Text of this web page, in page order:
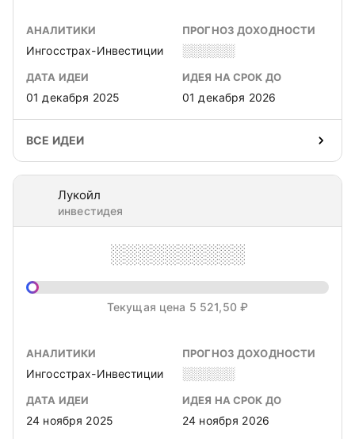
АНАЛИТИКИ
Ингосстрах-Инвестиции
ПРОГНОЗ ДОХОДНОСТИ
░░░░░░
ДАТА ИДЕИ
01 декабря 2025
ИДЕЯ НА СРОК ДО
01 декабря 2026
ВСЕ ИДЕИ
Лукойл
инвестидея
░░░░░░░░░░
Текущая цена 5 521,50 ₽
АНАЛИТИКИ
Ингосстрах-Инвестиции
ПРОГНОЗ ДОХОДНОСТИ
░░░░░░
ДАТА ИДЕИ
24 ноября 2025
ИДЕЯ НА СРОК ДО
24 ноября 2026